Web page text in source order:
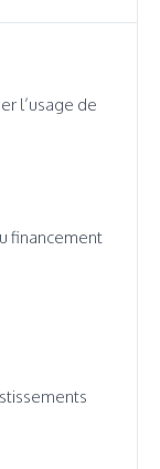
l’usage de
financement